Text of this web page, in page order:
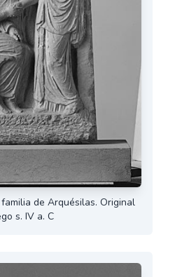
de Arquésilas. Original
s. IV a. C